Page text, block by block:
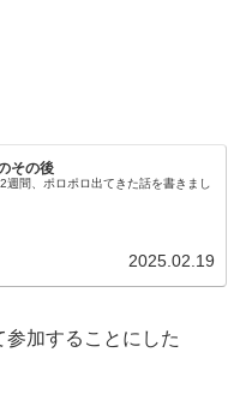
その後
間、ポロポロ出てきた話を書きまし
2025.02.19
加することにした